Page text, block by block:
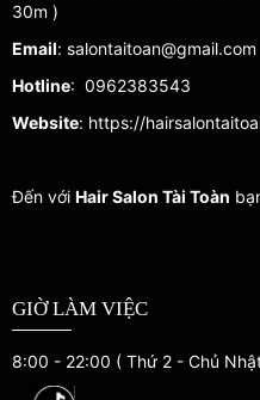
30m )
Email: salontaitoan@gmail.com
Hotline: 0962383543
Website: https://
Đến với Hair Salon Tài Toàn
GIỜ LÀM VIỆC
8:00 - 22:00 ( Thứ 2 - Chủ